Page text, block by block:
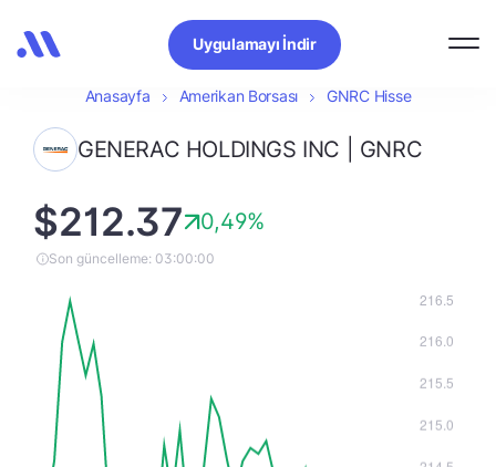
Uygulamayı İndir
Anasayfa Amerikan Borsası GNRC Hisse
GENERAC HOLDINGS INC | GNRC
$212.37 0,49%
Son güncelleme: 03:00:00